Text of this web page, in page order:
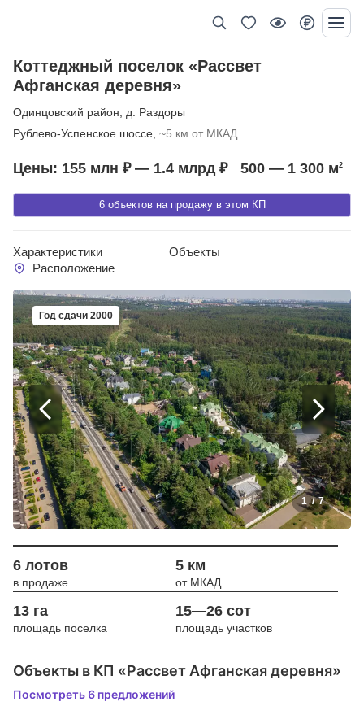
Коттеджный поселок «Рассвет
Афганская деревня»
Одинцовский район
д. Раздоры
Рублево-Успенское шоссе, ~5 км от МКАД
6 объектов на продажу в этом КП
Цены: 155 млн ₽ — 1.4 млрд ₽ 500 — 1 300 м2
Характеристики
Объекты
Расположение
Год сдачи 2000
1 /7
6 лотов
в продаже
5 км
от МКАД
13 га
площадь поселка
15—26 сот
площадь участков
Объекты в КП «Рассвет Афганская деревня»
Посмотреть 6 предложений